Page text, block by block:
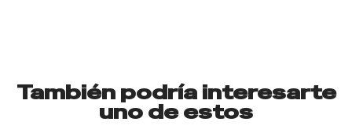
También podría interesarte
uno de estos